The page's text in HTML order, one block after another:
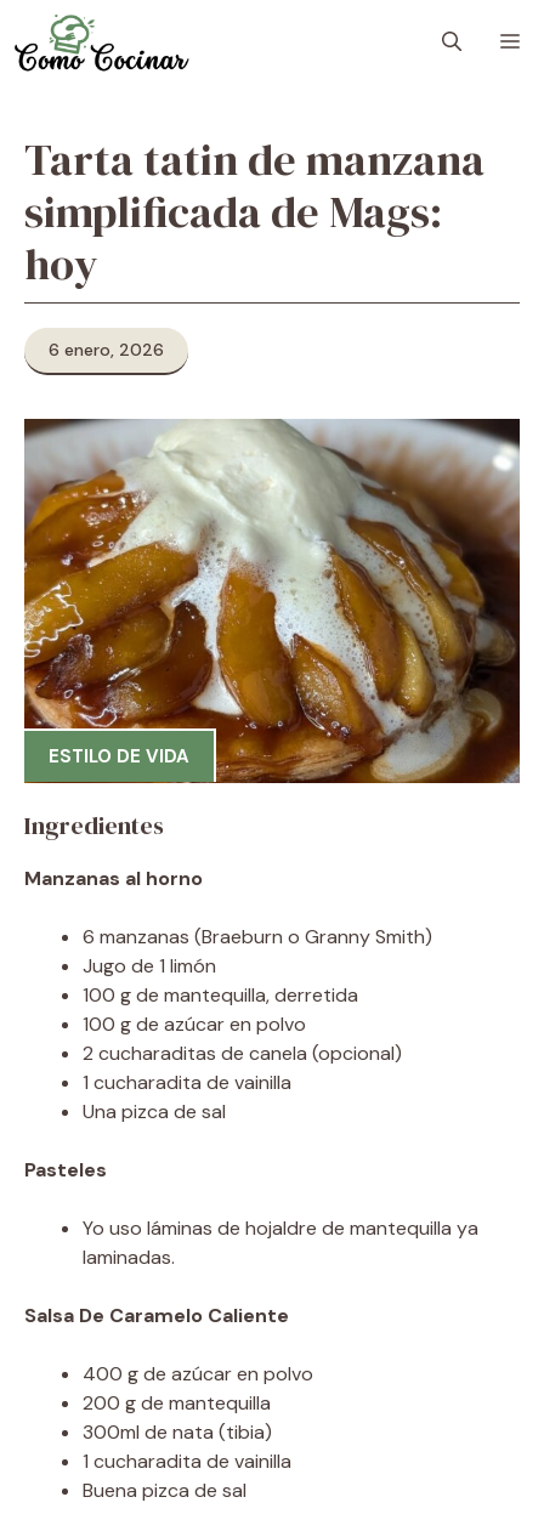
to
content
Tarta tatin de manzana
simplificada de Mags:
hoy
6 enero, 2026
ESTILO DE VIDA
Ingredientes
Manzanas al horno
6 manzanas (Braeburn o Granny Smith)
Jugo de 1 limón
100 g de mantequilla, derretida
100 g de azúcar en polvo
2 cucharaditas de canela (opcional)
1 cucharadita de vainilla
Una pizca de sal
Pasteles
Yo uso láminas de hojaldre de mantequilla ya
laminadas.
Salsa De Caramelo Caliente
400 g de azúcar en polvo
200 g de mantequilla
300ml de nata (tibia)
1 cucharadita de vainilla
Buena pizca de sal